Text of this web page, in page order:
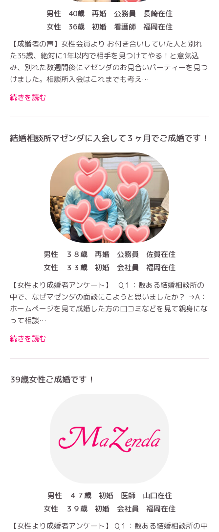
男性 40歳 再婚 公務員 長崎在住
女性 36歳 初婚 看護師 福岡在住
【成婚者の声】女性会員より お付き合いしていた人と別れ
た35歳、絶対に1年以内で相手を見つけてやる！と意気込
み、別れた数週間後にマゼンダのお見合いパーティーを見つ
けました。相談所入会はこれまでも考え…
続きを読む
結婚相談所マゼンダに入会して３ヶ月でご成婚です！
男性 ３８歳 再婚 公務員 佐賀在住
女性 ３３歳 初婚 会社員 福岡在住
【女性より成婚者アンケート】 Q１：数ある結婚相談所の
中で、なぜマゼンダの面談にこようと思いましたか？ →A：
ホームページを見て成婚した方の口コミなどを見て親身にな
って相談…
続きを読む
39歳女性ご成婚です！
男性 ４７歳 初婚 医師 山口在住
女性 ３９歳 初婚 会社員 福岡在住
【女性より成婚者アンケート】 Q１：数ある結婚相談所の中